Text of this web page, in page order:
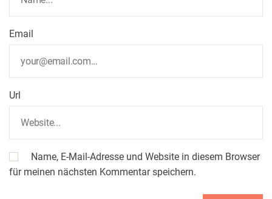
Email
Url
Name, E-Mail-Adresse und Website in diesem Browser
für meinen nächsten Kommentar speichern.